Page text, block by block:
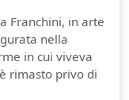
Franchini, in arte
nella
in cui viveva
rimasto privo di